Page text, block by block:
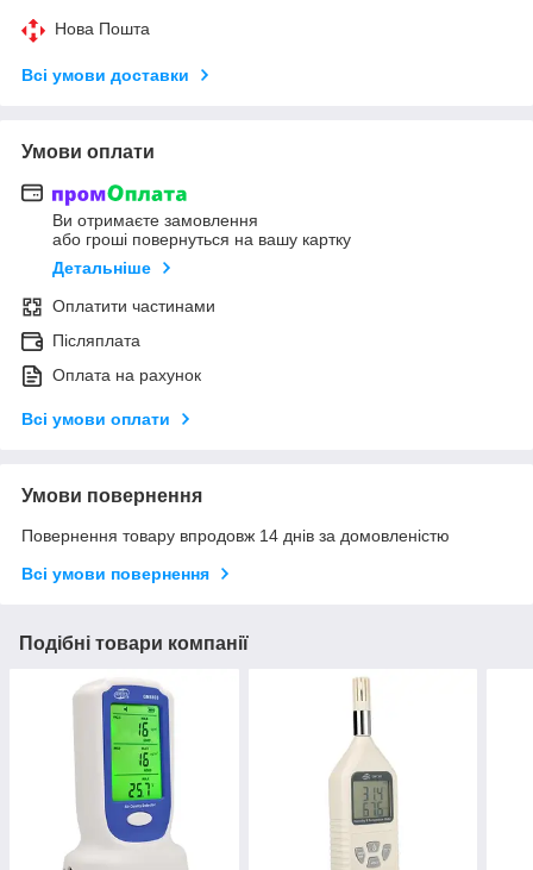
Нова Пошта
Всі умови доставки
Умови оплати
Ви отримаєте замовлення
або гроші повернуться на вашу картку
Детальніше
Оплатити частинами
Післяплата
Оплата на рахунок
Всі умови оплати
Умови повернення
Повернення товару впродовж 14 днів за домовленістю
Всі умови повернення
Подібні товари компанії